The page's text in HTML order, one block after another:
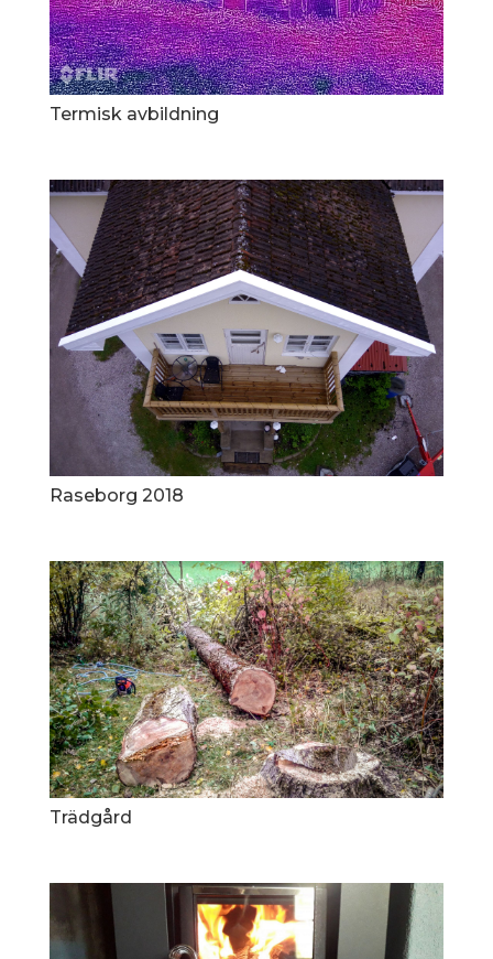
Termisk avbildning
Raseborg 2018
Trädgård